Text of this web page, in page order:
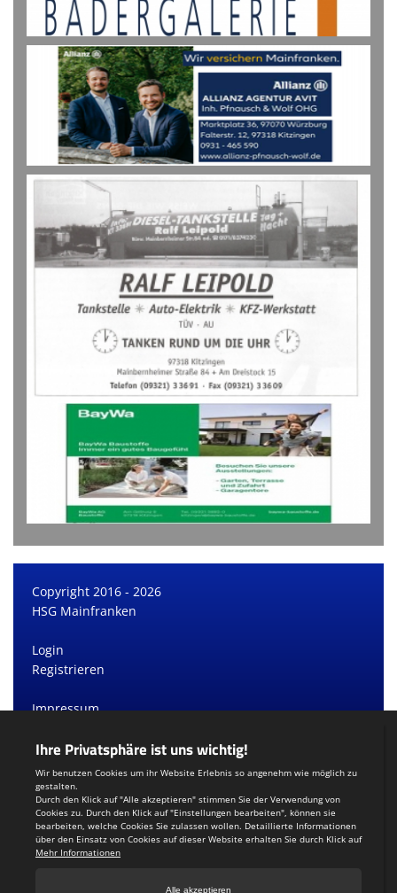
Copyright 2016 - 2026
HSG Mainfranken
Login
Registrieren
Impressum
Teamsports 2
Dein Sportverein online